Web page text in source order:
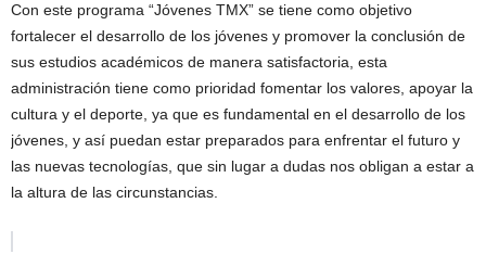
Con este programa “Jóvenes TMX” se tiene como objetivo
fortalecer el desarrollo de los jóvenes y promover la conclusión de
sus estudios académicos de manera satisfactoria, esta
administración tiene como prioridad fomentar los valores, apoyar la
cultura y el deporte, ya que es fundamental en el desarrollo de los
jóvenes, y así puedan estar preparados para enfrentar el futuro y
las nuevas tecnologías, que sin lugar a dudas nos obligan a estar a
la altura de las circunstancias.